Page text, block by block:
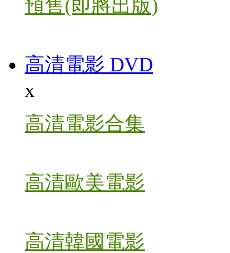
預售(即將出版)
高清電影 DVD
x
高清電影合集
高清歐美電影
高清韓國電影